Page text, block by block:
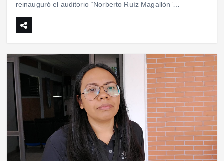
reinauguró el auditorio “Norberto Ruíz Magallón”…